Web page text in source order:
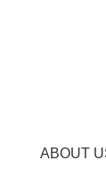
ABOUT